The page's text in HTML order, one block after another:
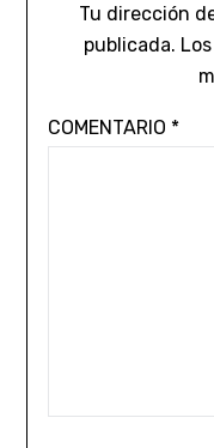
Tu dirección
publicada.
COMENTARIO *